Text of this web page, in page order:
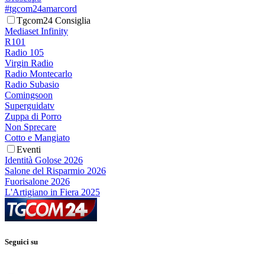
#tgcom24amarcord
Tgcom24 Consiglia
Mediaset Infinity
R101
Radio 105
Virgin Radio
Radio Montecarlo
Radio Subasio
Comingsoon
Superguidatv
Zuppa di Porro
Non Sprecare
Cotto e Mangiato
Eventi
Identità Golose 2026
Salone del Risparmio 2026
Fuorisalone 2026
L'Artigiano in Fiera 2025
Seguici su